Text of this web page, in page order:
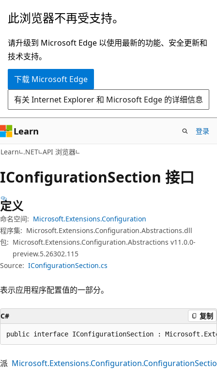
跳
主
要
内
跳
页
内
导
此浏览器不再受支持。
请升级到 Microsoft Edge 以使用最新的功能、安全更新和
技术支持。
下载 Microsoft Edge
有关 Internet Explorer 和 Microsoft Edge 的详细信息
Learn 登录
Learn .NET API 浏览器
IConfigurationSection 接口
定义
命名空间: Microsoft.Extensions.Configuration
程序集: Microsoft.Extensions.Configuration.Abstractions.dll
包: Microsoft.Extensions.Configuration.Abstractions v11.0.0-
preview.5.26302.115
Source: IConfigurationSection.cs
表示应用程序配置值的一部分。
C# 复制
public interface IConfigurationSection :
派